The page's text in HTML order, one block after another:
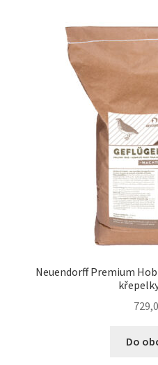
Neuendorff Premium
Do